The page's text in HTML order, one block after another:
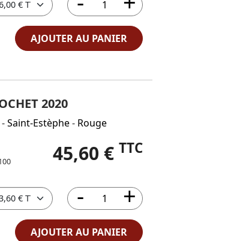
AJOUTER AU PANIER
2020
-Saint-Estèphe- Rouge
45,60 € TTC
AJOUTER AU PANIER